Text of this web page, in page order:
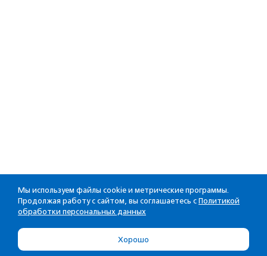
Мы используем файлы cookie и метрические программы.
Продолжая работу с сайтом, вы соглашаетесь с Политикой
обработки персональных данных
Хорошо